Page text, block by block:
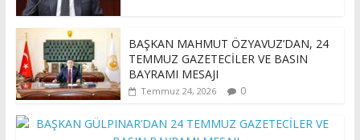
BAŞKAN MAHMUT ÖZYAVUZ’DAN, 24
TEMMUZ GAZETECİLER VE BASIN
BAYRAMI MESAJI
Temmuz 24, 2026 0